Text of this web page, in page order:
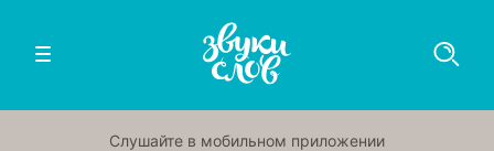
Слушайте в мобильном приложении